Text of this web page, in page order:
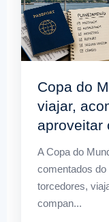
Copa do
viajar,
aproveitar
A Copa do
comentados
torcedores,
compan...